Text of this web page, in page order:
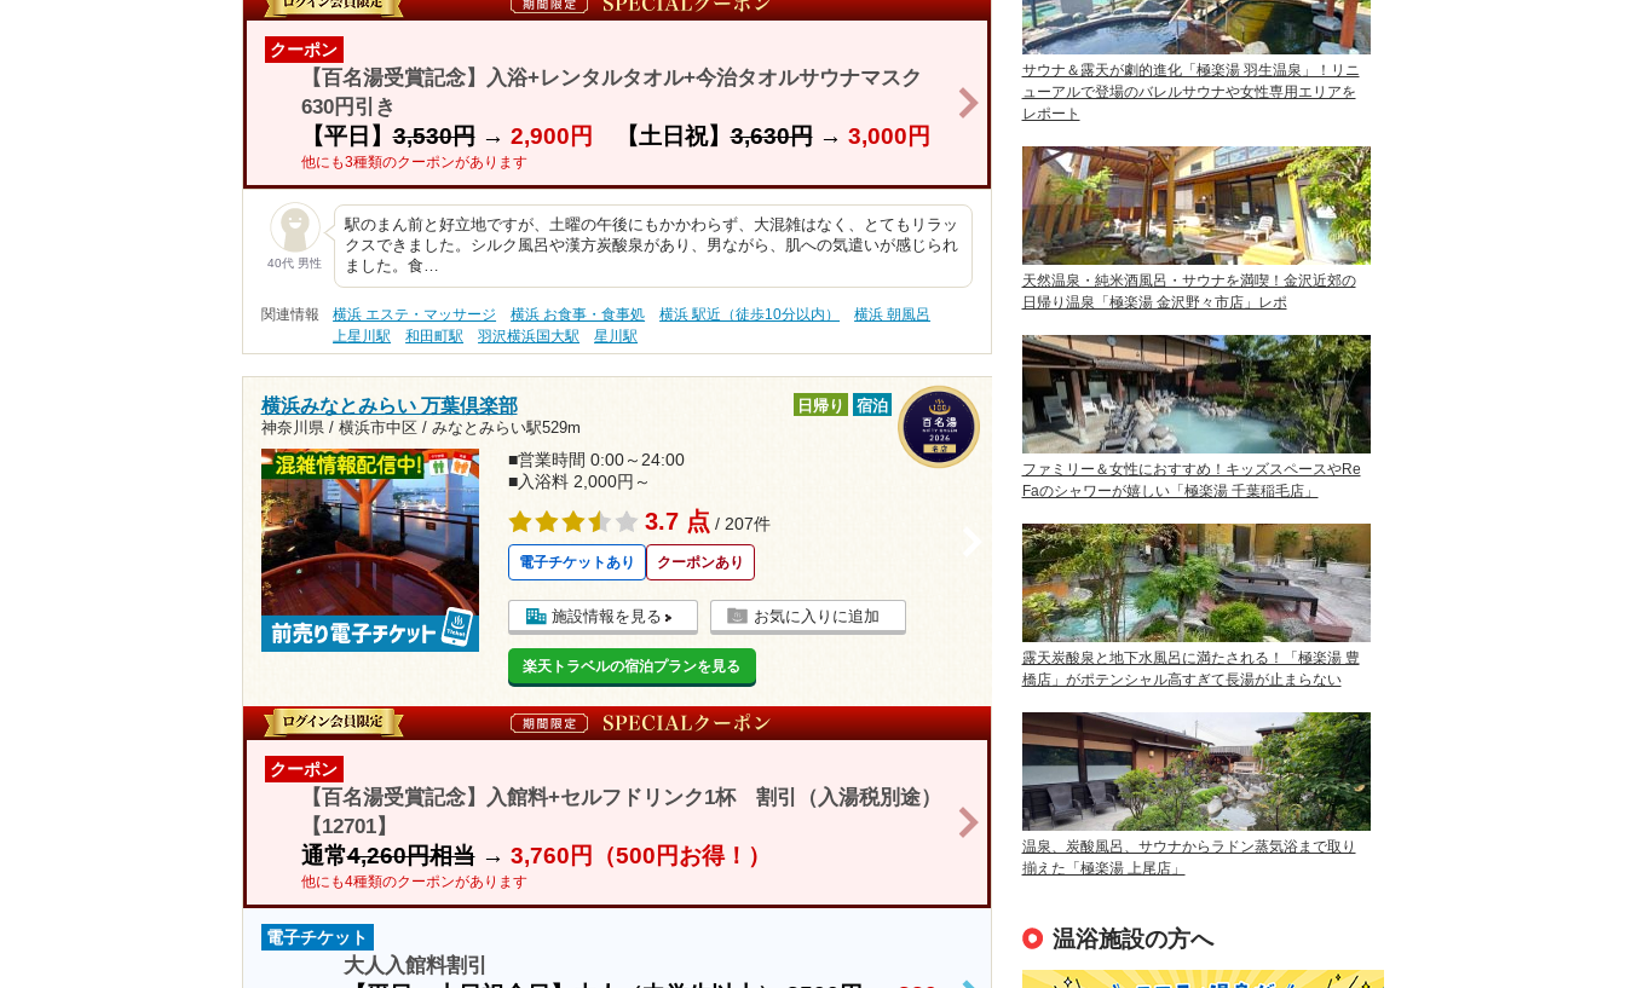
クーポン
【百名湯受賞記念】入浴+レンタルタオル+今治タオルサウナマスク
630円引き
【平日】3,530円→ 2,900円 【土日祝】3,630円→ 3,000円
他にも3種類のクーポンがあります
40代 男性
駅のまん前と好立地ですが、土曜の午後にもかかわらず、大混雑はなく、とてもリラッ
クスできました。シルク風呂や漢方炭酸泉があり、男ながら、肌への気遣いが感じられ
ました。食…
関連情報 横浜 エステ・マッサージ 横浜 お食事・食事処 横浜 駅近（徒歩10分以内）
横浜 朝風呂
上星川駅
和田町駅 羽沢横浜国大駅 星川駅
横浜みなとみらい 万葉倶楽部
神奈川県 / 横浜市中区 / みなとみらい駅529m
日帰り 宿泊
■営業時間 0:00～24:00
■入浴料 2,000円～
3.7 点 / 207件
電子チケットあり クーポンあり
施設情報を見る お気に入りに追加
楽天トラベルの宿泊プランを見る
クーポン
【百名湯受賞記念】入館料+セルフドリンク1杯 割引（入湯税別途）
【12701】
通常4,260円相当→ 3,760円（500円お得！）
他にも4種類のクーポンがあります
電子チケット
大人入館料割引
サウナ＆露天が劇的進化「極楽湯 羽生温泉」！リニ
ューアルで登場のバレルサウナや女性専用エリアを
レポート
天然温泉・純米酒風呂・サウナを満喫！金沢近郊の
日帰り温泉「極楽湯 金沢野々市店」レポ
ファミリー＆女性におすすめ！キッズスペースやRe
Faのシャワーが嬉しい「極楽湯 千葉稲毛店」
露天炭酸泉と地下水風呂に満たされる！「極楽湯 豊
橋店」がポテンシャル高すぎて長湯が止まらない
温泉、炭酸風呂、サウナからラドン蒸気浴まで取り
揃えた「極楽湯 上尾店」
温浴施設の方へ
ニフティ温泉を使って手軽に